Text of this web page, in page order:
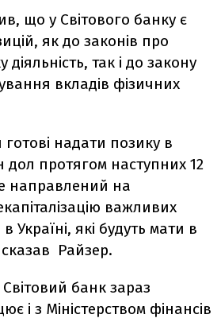
що у Світового банку є
як до законів про
діяльність, так і до закону
вкладів фізичних
надати позику в
дол протягом наступних 12
направлений на
важливих
Україні, які будуть мати в
Райзер.
банк зараз
і з Міністерством фінансів